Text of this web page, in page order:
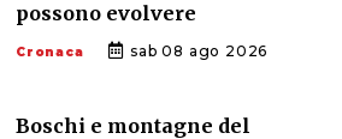
possono evolvere
Cronaca sab 08 ago 2026
Boschi e montagne del